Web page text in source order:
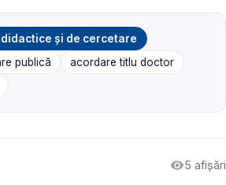
și de cercetare
publică
acordare titlu doctor
5 afișări